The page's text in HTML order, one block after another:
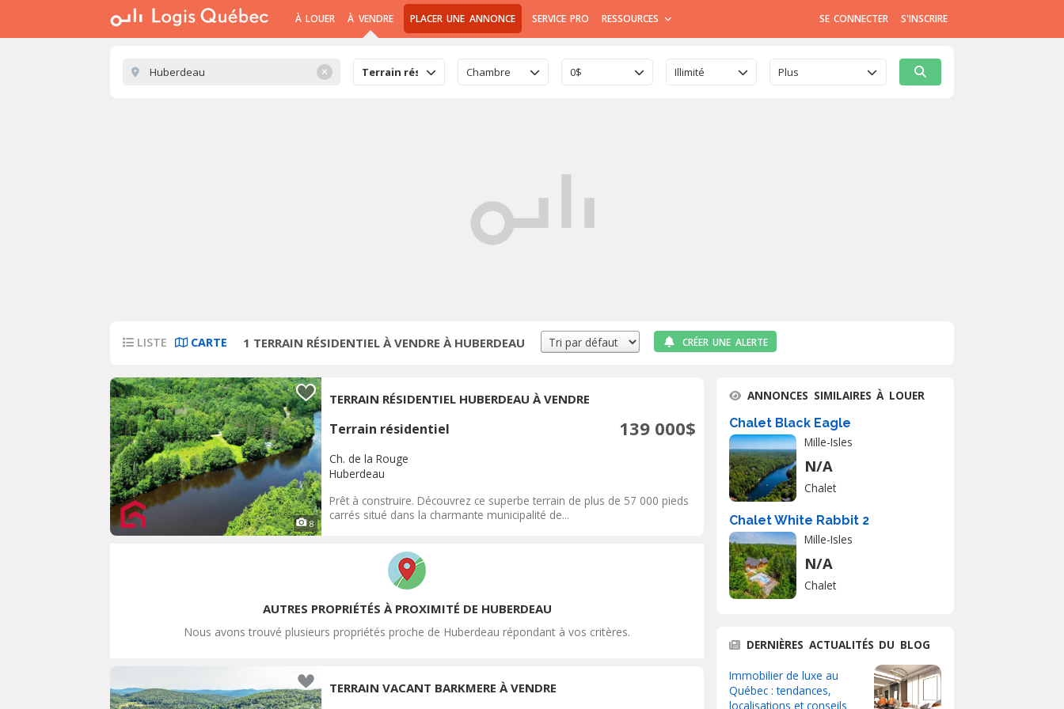
À LOUER À VENDRE PLACER UNE ANNONCE SERVICE PRO RESSOURCES SE CONNECTER S'INSCRIRE
✕ Terrain résidentiel Chambre 0$ Illimité Plus
LISTE CARTE 1 TERRAIN RÉSIDENTIEL À VENDRE À HUBERDEAU CRÉER UNE ALERTE
8
TERRAIN RÉSIDENTIEL HUBERDEAU À VENDRE
Terrain résidentiel 139 000$
Ch. de la Rouge
Huberdeau
Prêt à construire. Découvrez ce superbe terrain de plus de 57 000 pieds
carrés situé dans la charmante municipalité de...
AUTRES PROPRIÉTÉS À PROXIMITÉ DE HUBERDEAU
Nous avons trouvé plusieurs propriétés proche de Huberdeau répondant à vos critères.
TERRAIN VACANT BARKMERE À VENDRE
ANNONCES SIMILAIRES À LOUER
Chalet Black Eagle
Mille-Isles
N/A
Chalet
Chalet White Rabbit 2
Mille-Isles
N/A
Chalet
DERNIÈRES ACTUALITÉS DU BLOG
Immobilier de luxe au
Québec : tendances,
localisations et conseils